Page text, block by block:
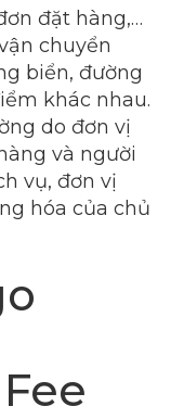
đặt hàng,…
chuyển
biển, đường
khác nhau.
do đơn vị
và người
vụ, đơn vị
hóa của chủ